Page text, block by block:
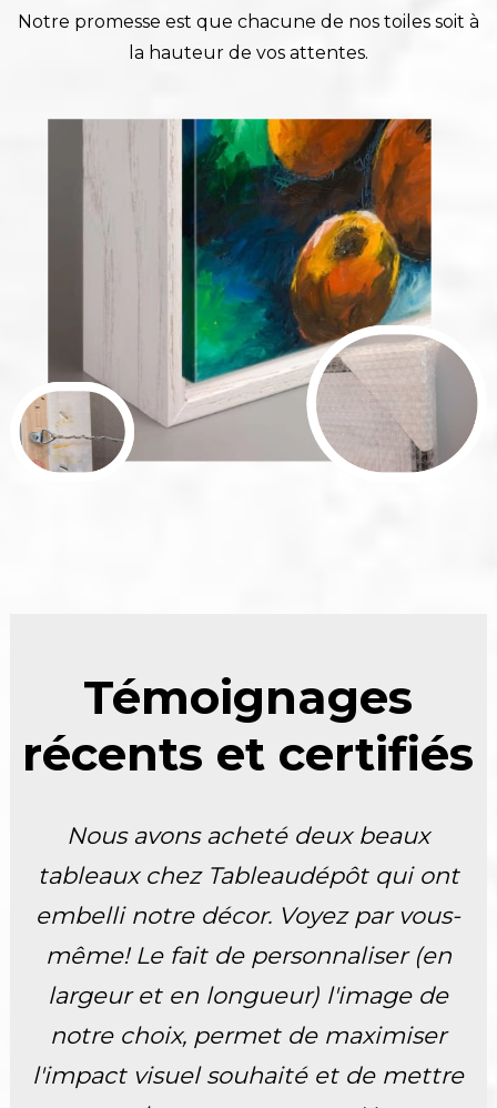
Notre promesse est que chacune de nos toiles soit à
la hauteur de vos attentes.
Témoignages
récents et certifiés
Nous avons acheté deux beaux
tableaux chez Tableaudépôt qui ont
embelli notre décor. Voyez par vous-
même! Le fait de personnaliser (en
largeur et en longueur) l'image de
notre choix, permet de maximiser
l'impact visuel souhaité et de mettre